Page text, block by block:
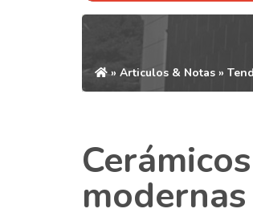
» Articulos & Notas »
modernas